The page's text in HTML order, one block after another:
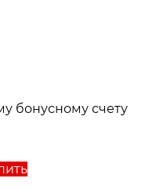
бонусному счету